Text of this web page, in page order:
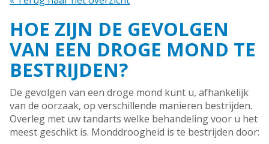
HOE ZIJN DE GEVOLGEN
VAN EEN DROGE MOND TE
BESTRIJDEN?
De gevolgen van een droge mond kunt u, afhankelijk
van de oorzaak, op verschillende manieren bestrijden.
Overleg met uw tandarts welke behandeling voor u het
meest geschikt is. Monddroogheid is te bestrijden door: